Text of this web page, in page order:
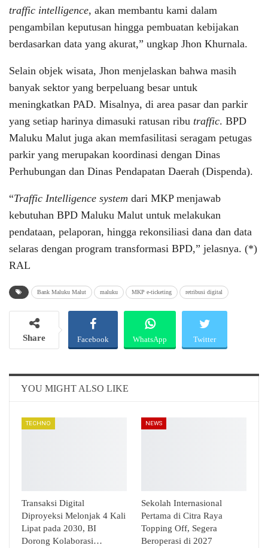
traffic intelligence, akan membantu kami dalam
pengambilan keputusan hingga pembuatan kebijakan
berdasarkan data yang akurat,” ungkap Jhon Khurnala.
Selain objek wisata, Jhon menjelaskan bahwa masih
banyak sektor yang berpeluang besar untuk
meningkatkan PAD. Misalnya, di area pasar dan parkir
yang setiap harinya dimasuki ratusan ribu traffic. BPD
Maluku Malut juga akan memfasilitasi seragam petugas
parkir yang merupakan koordinasi dengan Dinas
Perhubungan dan Dinas Pendapatan Daerah (Dispenda).
“Traffic Intelligence system dari MKP menjawab
kebutuhan BPD Maluku Malut untuk melakukan
pendataan, pelaporan, hingga rekonsiliasi dana dan data
selaras dengan program transformasi BPD,” jelasnya. (*)
RAL
Bank Maluku Malut maluku MKP e-ticketing retribusi digital
Share Facebook WhatsApp Twitter
YOU MIGHT ALSO LIKE
TECHNO
Transaksi Digital
Diproyeksi Melonjak 4 Kali
Lipat pada 2030, BI
Dorong Kolaborasi…
NEWS
Sekolah Internasional
Pertama di Citra Raya
Topping Off, Segera
Beroperasi di 2027